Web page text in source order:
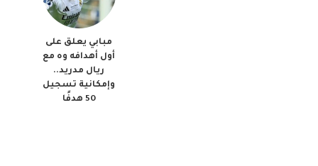
مبابي يعلق على
أول أهدافه وه مع
ريال مدريد..
وإمكانية تسجيل
50 هدفًا